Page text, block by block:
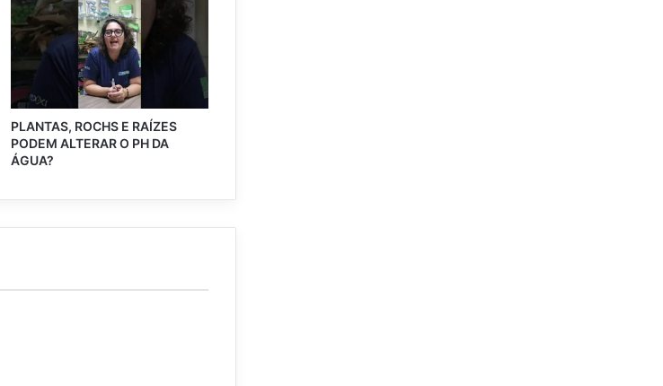
PLANTAS, ROCHS E RAÍZES
PODEM ALTERAR O PH DA
ÁGUA?